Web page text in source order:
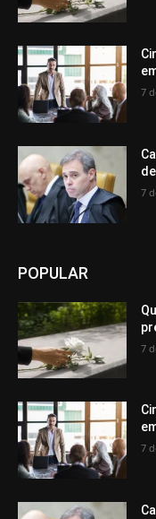
7
7
POPULAR
7
7